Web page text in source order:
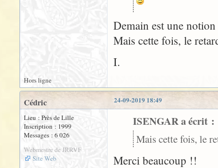
Demain est une
Mais cette fois, le
I.
Hors ligne
24-09-2019 18:49
Cédric
Lieu : Près de Lille
Inscription : 1999
Messages : 6 026
Webmestre de JRRVF
Site Web
ISENGAR a écrit :
Mais cette fois, le
Merci beaucoup !!